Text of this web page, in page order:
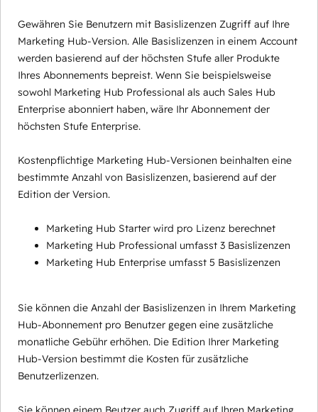
Gewähren Sie Benutzern mit Basislizenzen Zugriff auf Ihre
Marketing Hub-Version. Alle Basislizenzen in einem Account
werden basierend auf der höchsten Stufe aller Produkte
Ihres Abonnements bepreist. Wenn Sie beispielsweise
sowohl Marketing Hub Professional als auch Sales Hub
Enterprise abonniert haben, wäre Ihr Abonnement der
höchsten Stufe Enterprise.
Kostenpflichtige Marketing Hub-Versionen beinhalten eine
bestimmte Anzahl von Basislizenzen, basierend auf der
Edition der Version.
Marketing Hub Starter wird pro Lizenz berechnet
Marketing Hub Professional umfasst 3 Basislizenzen
Marketing Hub Enterprise umfasst 5 Basislizenzen
Sie können die Anzahl der Basislizenzen in Ihrem Marketing
Hub-Abonnement pro Benutzer gegen eine zusätzliche
monatliche Gebühr erhöhen. Die Edition Ihrer Marketing
Hub-Version bestimmt die Kosten für zusätzliche
Benutzerlizenzen.